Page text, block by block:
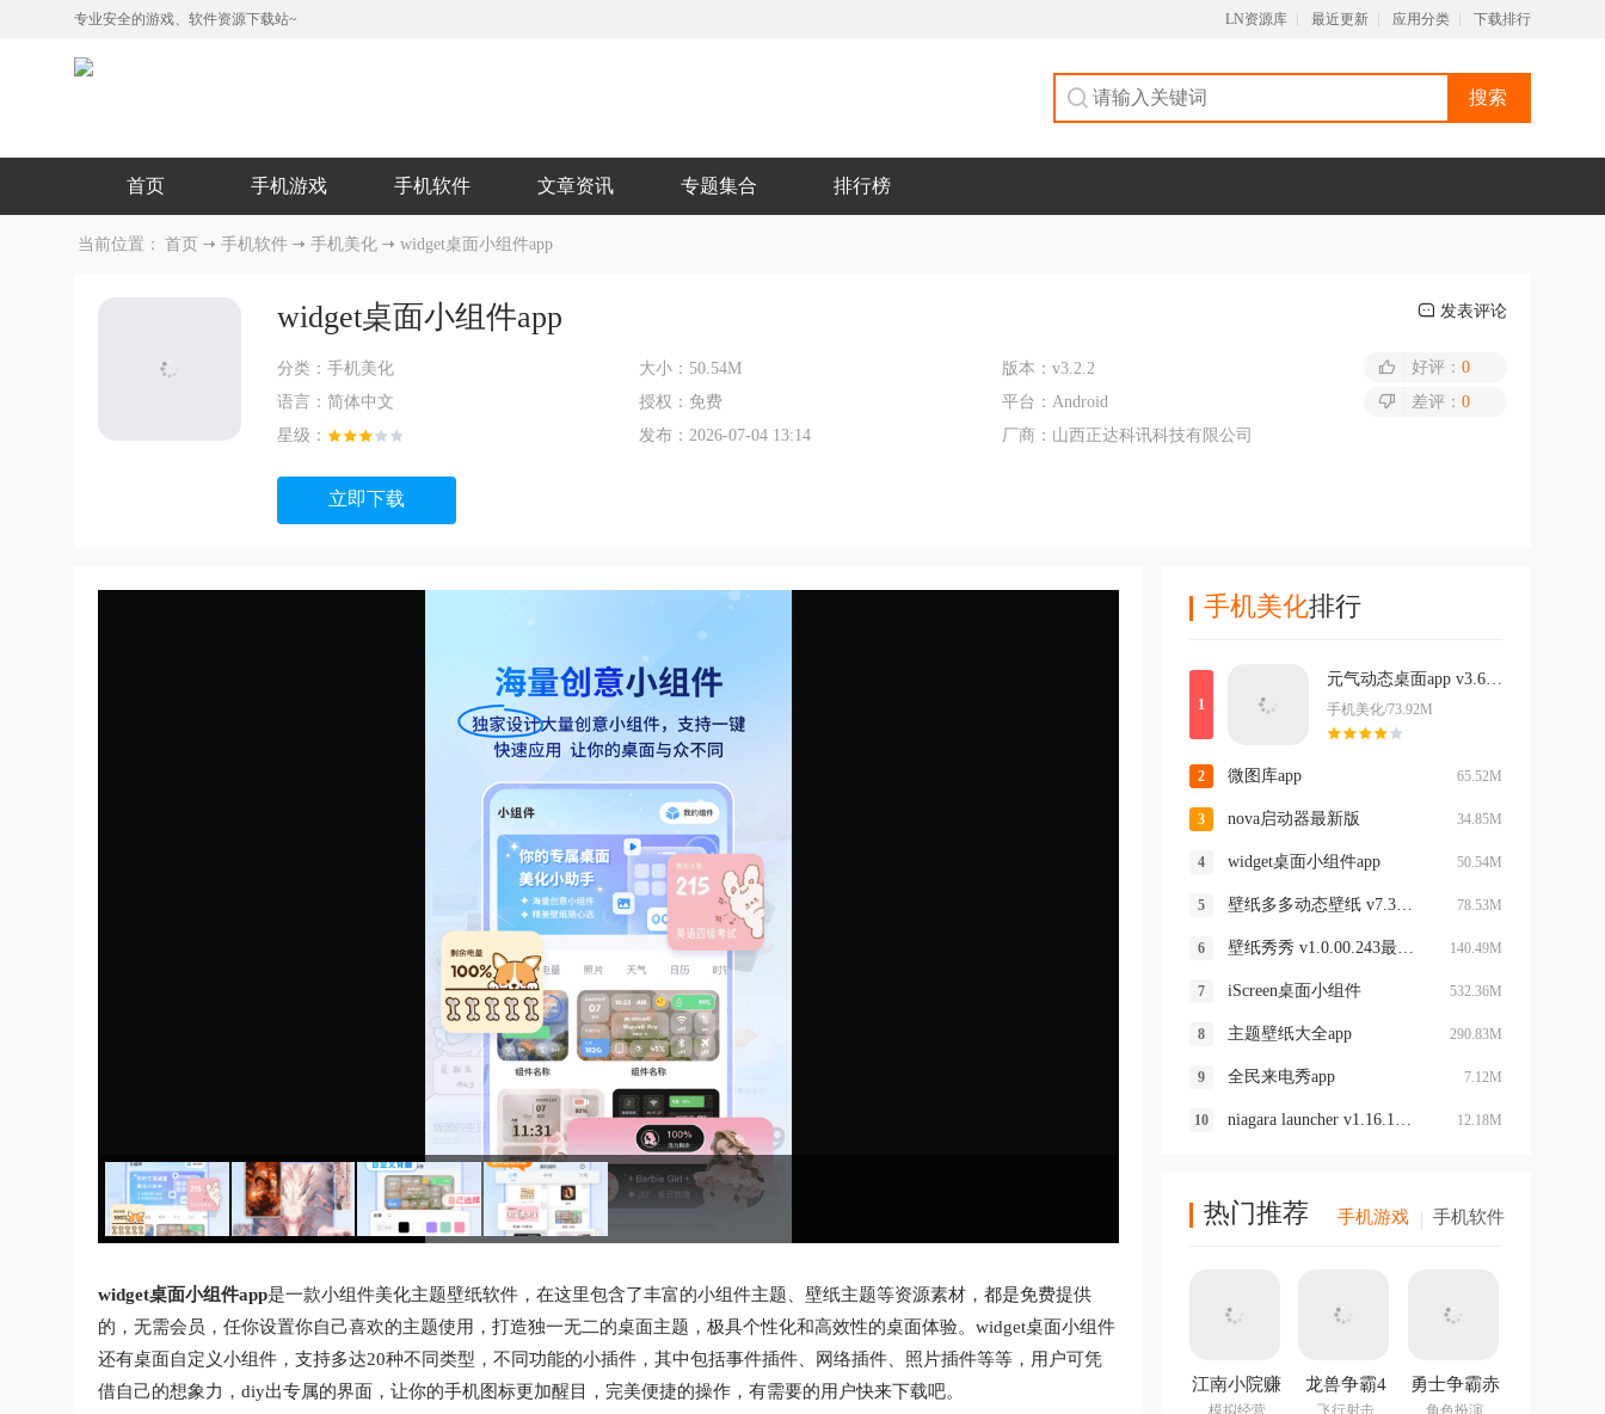
专业安全的游戏、软件资源下载站~ LN资源库 最近更新 应用分类 下载排行
搜索
首页 手机游戏 手机软件 文章资讯 专题集合 排行榜
当前位置： 首页 手机软件 手机美化 widget桌面小组件app
widget桌面小组件app 发表评论
分类： 手机美化 大小： 50.54M 版本： v3.2.2
语言： 简体中文 授权： 免费 平台： Android
星级：
发布：2026-07-04 13:14 厂商： 山西正达科讯科技有限公司
好评： 0
差评： 0
立即下载
widget桌面小组件app是一款小组件美化主题壁纸软件，在这里包含了丰富的小组件主题、壁纸主题等资源素材，都是免费提供
的，无需会员，任你设置你自己喜欢的主题使用，打造独一无二的桌面主题，极具个性化和高效性的桌面体验。widget桌面小组件
还有桌面自定义小组件，支持多达20种不同类型，不同功能的小插件，其中包括事件插件、网络插件、照片插件等等，用户可凭
借自己的想象力，diy出专属的界面，让你的手机图标更加醒目，完美便捷的操作，有需要的用户快来下载吧。
手机美化排行
手机美化/73.92M
微图库app 65.52M
nova启动器最新版 34.85M
widget桌面小组件app 50.54M
壁纸多多动态壁纸 v7.3.0.0手机版 78.53M
壁纸秀秀 v1.0.00.243最新版 140.49M
iScreen桌面小组件 532.36M
主题壁纸大全app 290.83M
全民来电秀app 7.12M
niagara launcher v1.16.15最新版 12.18M
热门推荐 手机游戏 手机软件
江南小院赚
钱游戏
模拟经营
龙兽争霸4
手游
飞行射击
勇士争霸赤
胆联盟
角色扮演